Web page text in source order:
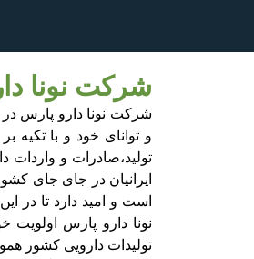
شرکت نونا
و توانای خود و با
تولید،صادرات و واردات
ایرانیان در جای جای
است و امید دارد تا در
نونا دارو پارس اولویت
تولیدات دارویی کشور